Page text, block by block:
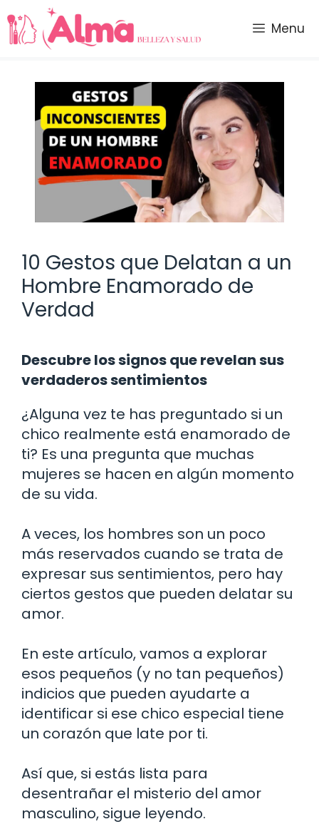
Saltar
al
contenido
Menu
10 Gestos que Delatan a un
Hombre Enamorado de
Verdad
Descubre los signos que revelan sus
verdaderos sentimientos
¿Alguna vez te has preguntado si un
chico realmente está enamorado de
ti? Es una pregunta que muchas
mujeres se hacen en algún momento
de su vida.
A veces, los hombres son un poco
más reservados cuando se trata de
expresar sus sentimientos, pero hay
ciertos gestos que pueden delatar su
amor.
En este artículo, vamos a explorar
esos pequeños (y no tan pequeños)
indicios que pueden ayudarte a
identificar si ese chico especial tiene
un corazón que late por ti.
Así que, si estás lista para
desentrañar el misterio del amor
masculino, sigue leyendo.